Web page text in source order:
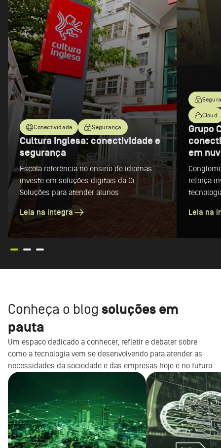
Conectividade Segurança
Cultura Inglesa: conectividade e
segurança
Escola referência no ensino de idiomas
investe em soluções digitais da Oi
Soluções para atender alunos
Leia na íntegra
Cloud
Grupo
em
reforça
Leia na
Conheça o blog soluções em
pauta
Um espaço dedicado a conhecer, refletir e debater sobre
como a tecnologia vem se desenvolvendo para atender as
necessidades da sociedade e das empresas hoje e no futuro